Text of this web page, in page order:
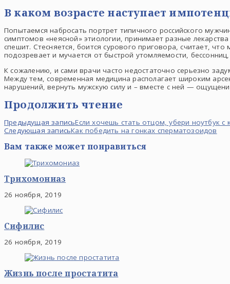
В каком возрасте наступает
Попытаемся набросать портрет типичного российского
симптомов «неясной» этиологии, принимает разные
спешит. Стесняется, боится сурового приговора, считает,
подозревает и мучается от быстрой утомляемости,
К сожалению, и сами врачи часто недостаточно серьезно
Между тем, современная медицина располагает широким
нарушений, вернуть мужскую силу и – вместе с ней —
Продолжить чтение
Предыдущая записьЕсли хочешь стать отцом, убери ноутбук с
Следующая записьКак победить на гонках сперматозоидов
Вам также может понравиться
Трихомониаз
26 ноября, 2019
Сифилис
26 ноября, 2019
Жизнь после простатита